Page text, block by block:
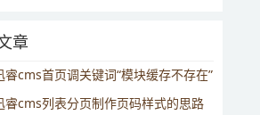
章
睿cms首页调关键词“模块缓存不存在”
睿cms列表分页制作页码样式的思路